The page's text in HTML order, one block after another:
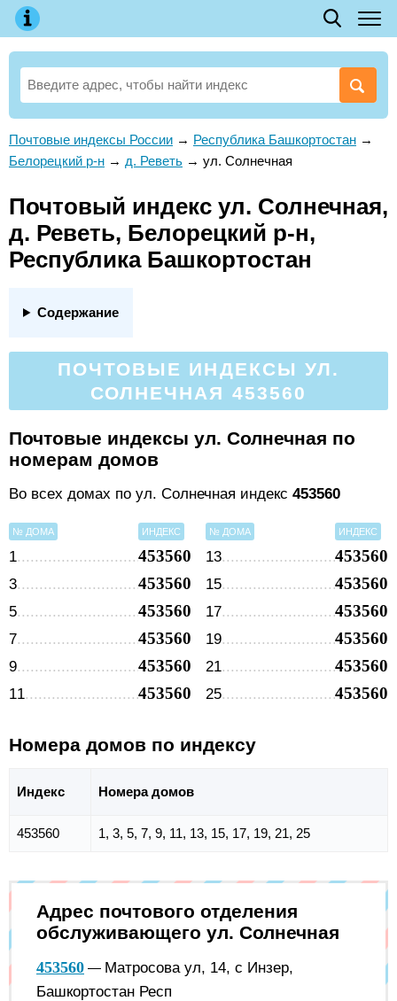
Почтовые индексы России → Республика Башкортостан →
Белорецкий р-н → д. Реветь → ул. Солнечная
Почтовый индекс ул. Солнечная,
д. Реветь, Белорецкий р-н,
Республика Башкортостан
Содержание
ПОЧТОВЫЕ ИНДЕКСЫ УЛ.
СОЛНЕЧНАЯ 453560
Почтовые индексы ул. Солнечная по
номерам домов
Во всех домах по ул. Солнечная индекс 453560
№ ДОМА ИНДЕКС
1 453560
3 453560
5 453560
7 453560
9 453560
11 453560
№ ДОМА ИНДЕКС
13 453560
15 453560
17 453560
19 453560
21 453560
25 453560
Номера домов по индексу
Индекс Номера домов
453560 1, 3, 5, 7, 9, 11, 13, 15, 17, 19, 21, 25
Адрес почтового отделения
обслуживающего ул. Солнечная
453560 — Матросова ул, 14, с Инзер,
Башкортостан Респ